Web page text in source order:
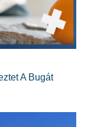
A Bugát